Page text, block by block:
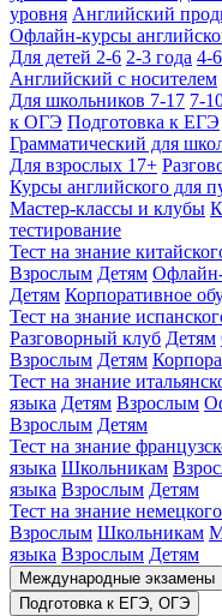
уровня Английский
Офлайн-курсы
Для детей 2-6 2-3 года 4-
Английский с носителем
Для школьников 7-17 7-
к ОГЭ Подготовка к ЕГЭ
Грамматический для
Для взрослых 17+
Курсы английского для
Мастер-классы и клубы
тестирование
Тест на знание
Взрослым Детям Офлайн-
Детям Корпоративное
Тест на знание
Разговорный клуб Детям
Взрослым Детям
Тест на знание
языка Детям Взрослым
Взрослым Детям
Тест на знание
языка Школьникам
языка Взрослым Детям
Тест на знание немецкого
Взрослым Школьникам
языка Взрослым Детям
Международные экзамены
Подготовка к ЕГЭ, ОГЭ